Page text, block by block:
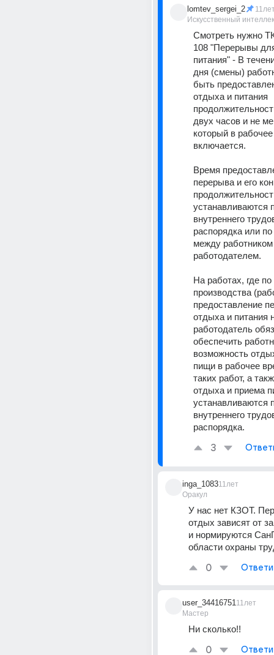
lomtev_sergei_2
Искусственный
Смотреть нужно
108 "Перерывы
питания" - В
дня (смены)
быть
отдыха и питания
двух часов и не
который в
включается.
Время
перерыва и его
устанавливаются
внутреннего
распорядка или
между
работодателем.
На работах, где
производства
предоставление
отдыха и питания
работодатель
обеспечить
возможность
пищи в рабочее
таких работ, а
отдыха и приема
устанавливаются
внутреннего
распорядка.
3
inga_1083
Оракул
11лет
У нас нет КЗОТ.
отдых зависят от
и нормируются
области охраны
0
user_34416751
Мастер
11лет
Ни сколько!!
0